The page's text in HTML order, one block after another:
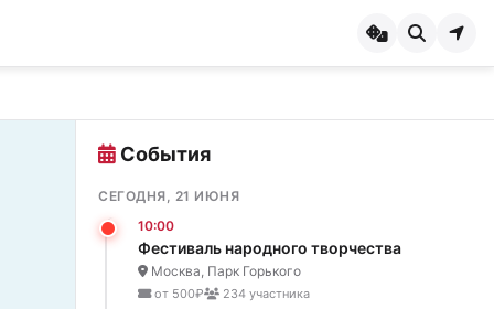
События
СЕГОДНЯ, 21 ИЮНЯ
10:00
Фестиваль народного творчества
Москва, Парк Горького
от 500₽ 234 участника